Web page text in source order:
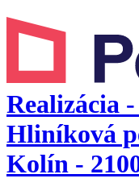
Realizácia
Hliníková
Kolín -